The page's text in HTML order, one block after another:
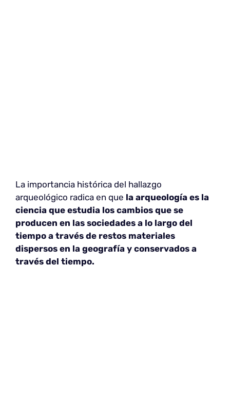
La importancia histórica del hallazgo
arqueológico radica en que la arqueología es la
ciencia que estudia los cambios que se
producen en las sociedades a lo largo del
tiempo a través de restos materiales
dispersos en la geografía y conservados a
través del tiempo.